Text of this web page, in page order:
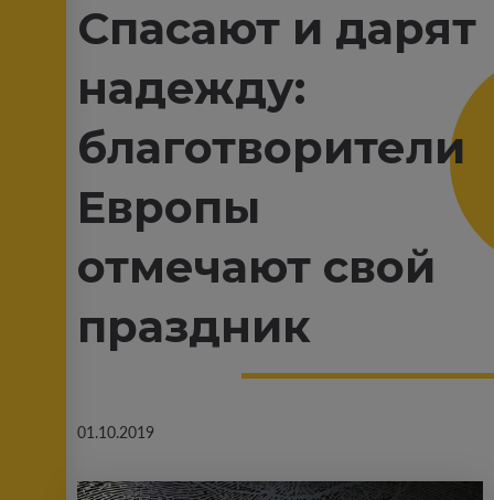
Спасают и дарят
надежду:
благотворители
Европы
отмечают свой
праздник
01.10.2019